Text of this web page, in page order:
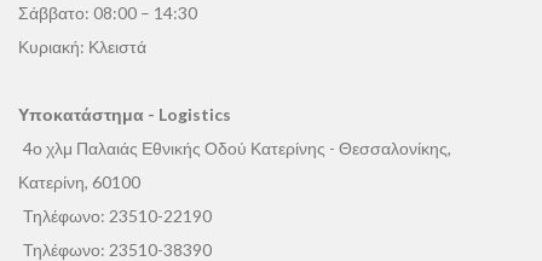
Σάββατο: 08:00 – 14:30
Κυριακή: Κλειστά
Υποκατάστημα - Logistics
4ο χλμ Παλαιάς Εθνικής Οδού Κατερίνης - Θεσσαλονίκης,
Κατερίνη, 60100
Τηλέφωνο: 23510-22190
Τηλέφωνο: 23510-38390